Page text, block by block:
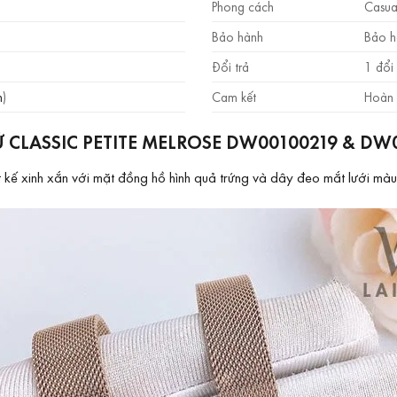
)
Phong cách
Bảo hành
Bảo
Đổi trả
1 đổi
Cam kết
Hoàn
PETITE MELROSE DW00100219 &
xắn với mặt đồng hồ hình quả trứng và dây đeo mắt lưới màu